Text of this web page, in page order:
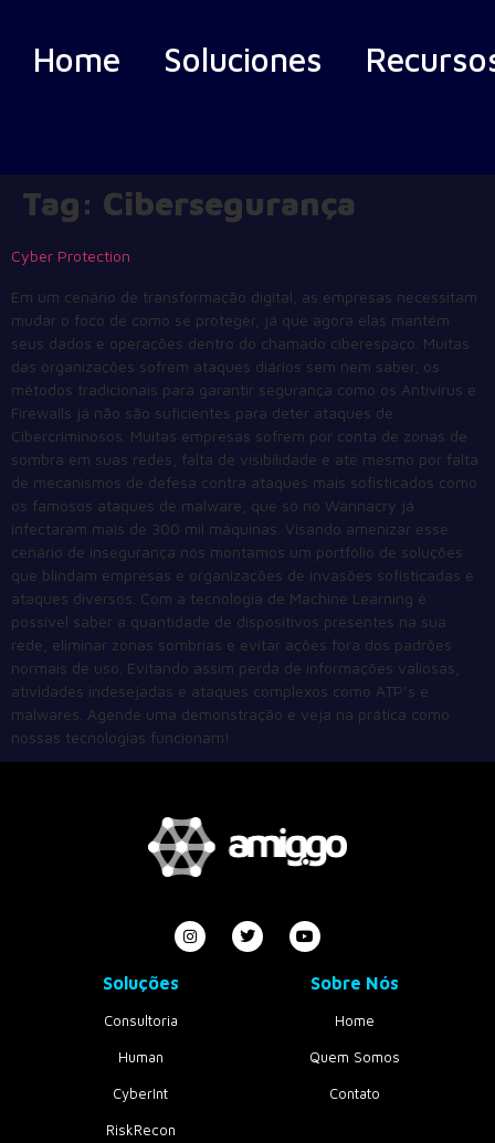
Home Soluciones
Tag: Cibersegurança
Cyber Protection
Em um cenário de transformação digital, as empresas necessitam
mudar o foco de como se proteger, já que agora elas mantém
seus dados e operações dentro do chamado ciberespaço. Muitas
das organizações sofrem ataques diários sem nem saber, os
métodos tradicionais para garantir segurança como os Antivírus e
Firewalls já não são suficientes para deter ataques de
Cibercriminosos. Muitas empresas sofrem por conta de zonas de
sombra em suas redes, falta de visibilidade e até mesmo por falta
de mecanismos de defesa contra ataques mais sofisticados como
os famosos ataques de malware, que só no Wannacry já
infectaram mais de 300 mil máquinas. Visando amenizar esse
cenário de insegurança nós montamos um portfólio de soluções
que blindam empresas e organizações de invasões sofisticadas e
ataques diversos. Com a tecnologia de Machine Learning é
possível saber a quantidade de dispositivos presentes na sua
rede, eliminar zonas sombrias e evitar ações fora dos padrões
normais de uso. Evitando assim perda de informações valiosas,
atividades indesejadas e ataques complexos como ATP’s e
malwares. Agende uma demonstração e veja na prática como
nossas tecnologias funcionam!
Soluções
Consultoria
Human
CyberInt
RiskRecon
Sobre Nós
Home
Quem Somos
Contato